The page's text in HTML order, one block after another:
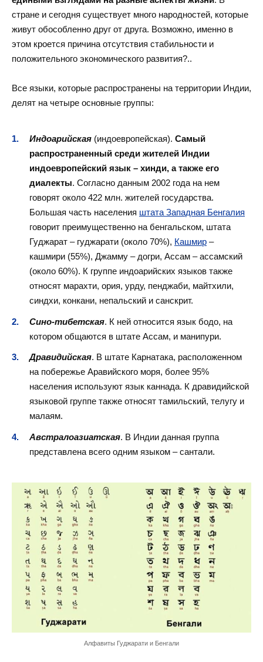
стране и сегодня существует много народностей, которые
живут обособленно друг от друга. Возможно, именно в
этом кроется причина отсутствия стабильности и
положительного экономического развития?..
Все языки, которые распространены на территории Индии,
делят на четыре основные группы:
Индоарийская (индоевропейская). Самый
распространенный среди жителей Индии
индоевропейский язык – хинди, а также его
диалекты. Согласно данным 2002 года на нем
говорят около 422 млн. жителей государства.
Большая часть населения штата Западная Бенгалия
говорит преимущественно на бенгальском, штата
Гуджарат – гуджарати (около 70%), Кашмир –
кашмири (55%), Джамму – догри, Ассам – ассамский
(около 60%). К группе индоарийских языков также
относят марахти, ория, урду, пенджаби, майтхили,
синдхи, конкани, непальский и санскрит.
Сино-тибетская. К ней относится язык бодо, на
котором общаются в штате Ассам, и манипури.
Дравидийская. В штате Карнатака, расположенном
на побережье Аравийского моря, более 95%
населения используют язык каннада. К дравидийской
языковой группе также относят тамильский, телугу и
малаям.
Австралоазиатская. В Индии данная группа
представлена всего одним языком – сантали.
Алфавиты Гуджарати и Бенгали